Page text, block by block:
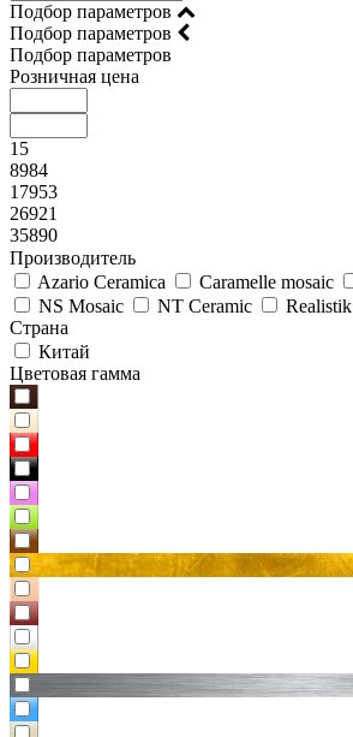
Подбор параметров
Подбор параметров
Подбор параметров
Розничная цена
15
8984
17953
26921
35890
Производитель
Azario Ceramica
Caramelle mosaic
NS Mosaic
NT Ceramic Realistik
Страна
Китай
Цветовая гамма